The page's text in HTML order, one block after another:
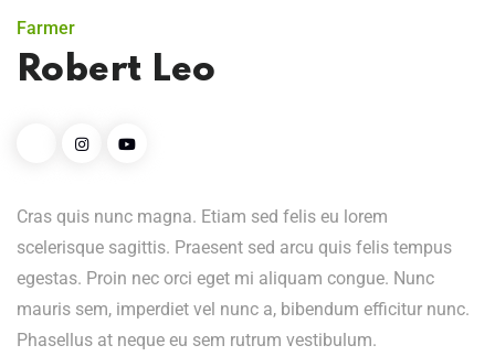
Farmer
Robert Leo
Cras quis nunc magna. Etiam sed felis eu lorem
scelerisque sagittis. Praesent sed arcu quis felis tempus
egestas. Proin nec orci eget mi aliquam congue. Nunc
mauris sem, imperdiet vel nunc a, bibendum efficitur nunc.
Phasellus at neque eu sem rutrum vestibulum.